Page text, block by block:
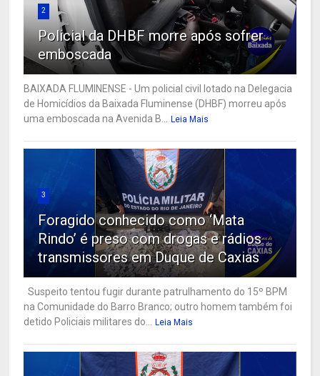
2
Policial da DHBF morre após sofrer
emboscada
BAIXADA FLUMINENSE - Um policial civil lotado na Delegacia
de Homicídios da Baixada Fluminense (DHBF) morreu após
uma emboscada na Avenida B...
Leia Mais
3
Foragido conhecido como ‘Mata
Rindo’ é preso com drogas e rádios
transmissores em Duque de Caxias
Suspeito tentou fugir durante patrulhamento do 15º BPM
na Comunidade do Barro Branco; outro homem também foi
detido Policiais militares do...
Leia Mais